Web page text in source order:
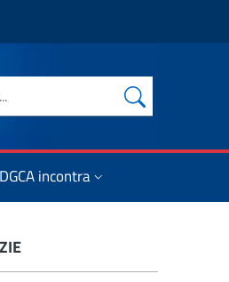
sito
DGCA incontra